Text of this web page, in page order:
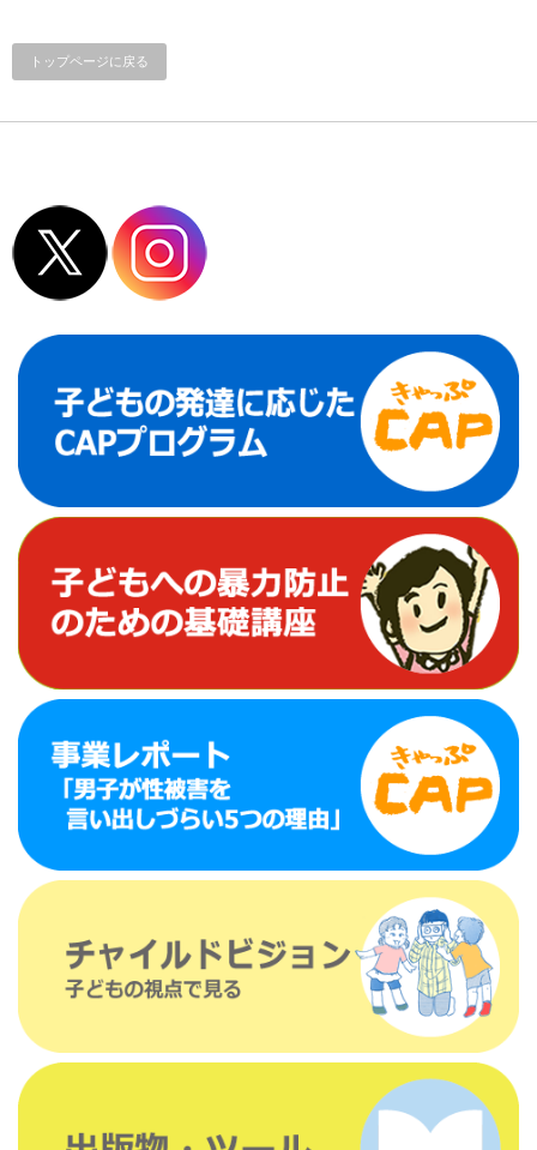
トップページに戻る